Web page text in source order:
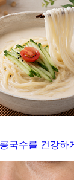
국수를 건강하